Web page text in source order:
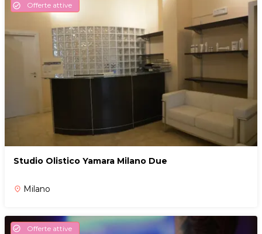
check_circle Offerte attive
Studio Olistico Yamara Milano Due
place Milano
check_circle Offerte attive